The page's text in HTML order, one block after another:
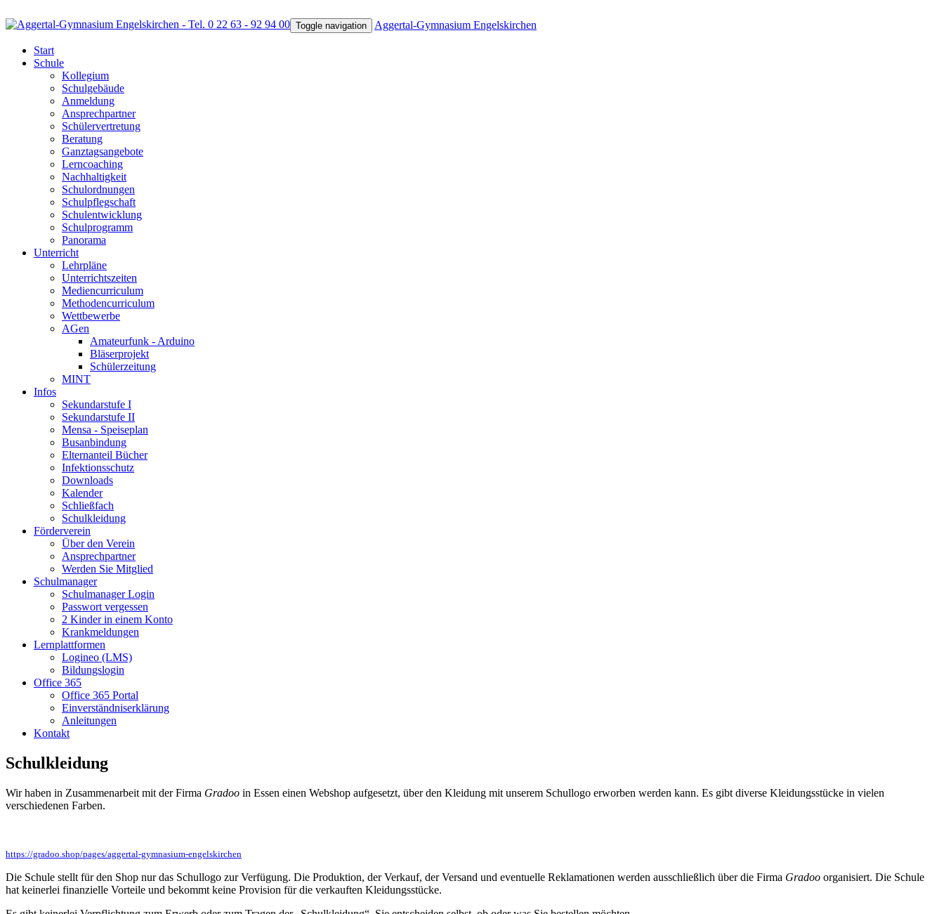
Toggle navigation Aggertal-Gymnasium Engelskirchen
Start
Schule
Kollegium
Schulgebäude
Anmeldung
Ansprechpartner
Schülervertretung
Beratung
Ganztagsangebote
Lerncoaching
Nachhaltigkeit
Schulordnungen
Schulpflegschaft
Schulentwicklung
Schulprogramm
Panorama
Unterricht
Lehrpläne
Unterrichtszeiten
Mediencurriculum
Methodencurriculum
Wettbewerbe
AGen
Amateurfunk - Arduino
Bläserprojekt
Schülerzeitung
MINT
Infos
Sekundarstufe I
Sekundarstufe II
Mensa - Speiseplan
Busanbindung
Elternanteil Bücher
Infektionsschutz
Downloads
Kalender
Schließfach
Schulkleidung
Förderverein
Über den Verein
Ansprechpartner
Werden Sie Mitglied
Schulmanager
Schulmanager Login
Passwort vergessen
2 Kinder in einem Konto
Krankmeldungen
Lernplattformen
Logineo (LMS)
Bildungslogin
Office 365
Office 365 Portal
Einverständniserklärung
Anleitungen
Kontakt
Schulkleidung
Wir haben in Zusammenarbeit mit der Firma Gradoo in Essen einen Webshop aufgesetzt, über den Kleidung mit unserem Schullogo erworben werden kann. Es gibt diverse Kleidungsstücke in vielen
verschiedenen Farben.
https://gradoo.shop/pages/aggertal-gymnasium-engelskirchen
Die Schule stellt für den Shop nur das Schullogo zur Verfügung. Die Produktion, der Verkauf, der Versand und eventuelle Reklamationen werden ausschließlich über die Firma Gradoo organisiert. Die Schule
hat keinerlei finanzielle Vorteile und bekommt keine Provision für die verkauften Kleidungsstücke.